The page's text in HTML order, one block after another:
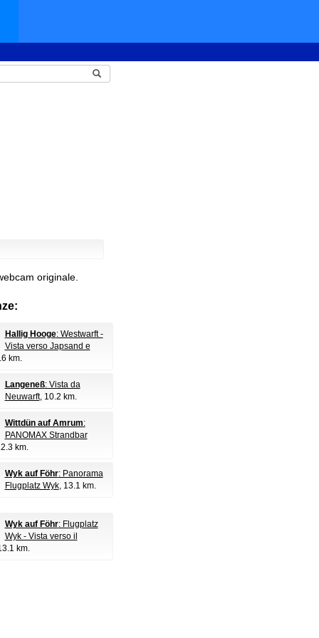
originale.
Hallig Hooge: Westwarft -
Vista verso Japsand e
km.
Langeneß: Vista da
Neuwarft, 10.2 km.
Wittdün auf Amrum:
PANOMAX Strandbar
km.
Wyk auf Föhr: Panorama
Flugplatz Wyk, 13.1 km.
Wyk auf Föhr: Flugplatz
Wyk - Vista verso il
km.